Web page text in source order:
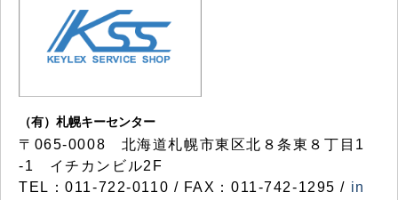
（有）札幌キーセンター
〒065-0008 北海道札幌市東区北８条東８丁目1
-1 イチカンビル2F
TEL：011-722-0110 / FAX：011-742-1295 / in